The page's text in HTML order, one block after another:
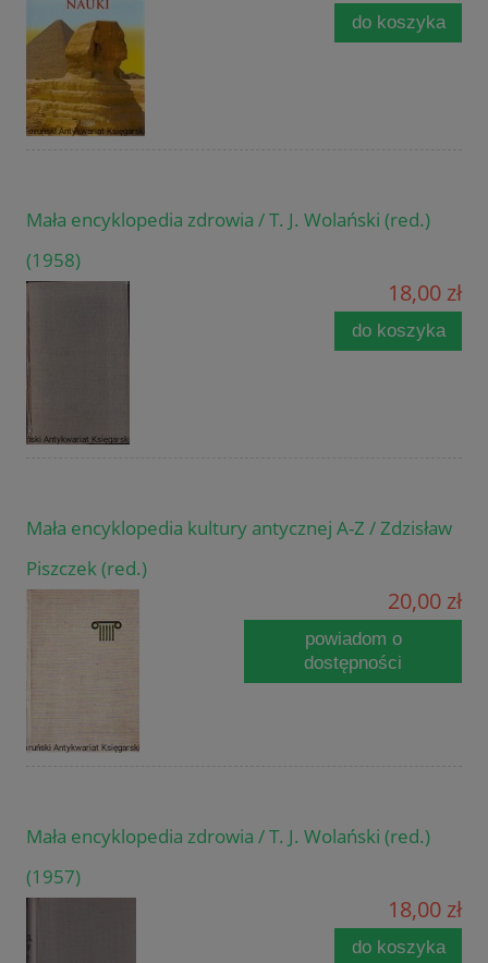
do koszyka
Mała encyklopedia zdrowia / T. J. Wolański (red.)
(1958)
18,00 zł
do koszyka
Mała encyklopedia kultury antycznej A-Z / Zdzisław
Piszczek (red.)
20,00 zł
powiadom o
dostępności
Mała encyklopedia zdrowia / T. J. Wolański (red.)
(1957)
18,00 zł
do koszyka